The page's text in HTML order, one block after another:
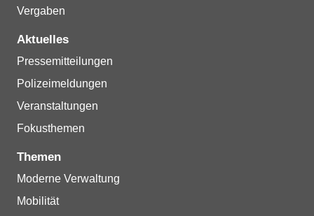
Vergaben
Aktuelles
Pressemitteilungen
Polizeimeldungen
Veranstaltungen
Fokusthemen
Themen
Moderne Verwaltung
Mobilität